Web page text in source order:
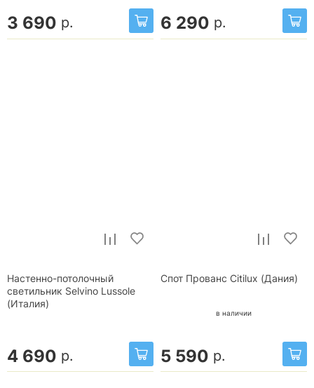
3 690 р. 6 290 р.
Настенно-потолочный
светильник Selvino Lussole
(Италия)
4 690 р.
Спот Прованс Citilux (Дания)
в наличии
5 590 р.